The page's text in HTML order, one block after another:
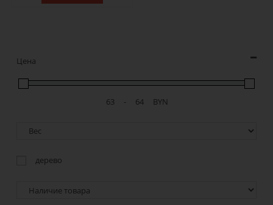
Цена
- BYN
дерево